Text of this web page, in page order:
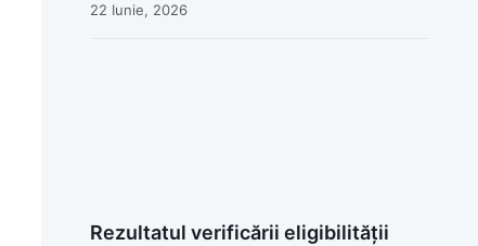
22 Iunie, 2026
Rezultatul verificării eligibilității